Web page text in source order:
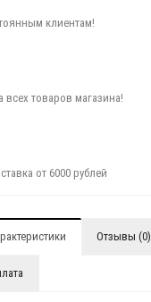
клиентам!
всех товаров магазина!
от 6000 рублей
Отзывы (0)